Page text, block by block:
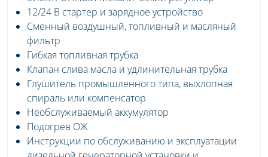
12/24 В стартер и зарядное устройство
Сменный воздушный, топливный и масляный
фильтр
Гибкая топливная трубка
Клапан слива масла и удлинительная трубка
Глушитель промышленного типа, выхлопная
спираль или компенсатор
Необслуживаемый аккумулятор
Подогрев ОЖ
Инструкции по обслуживанию и эксплуатации